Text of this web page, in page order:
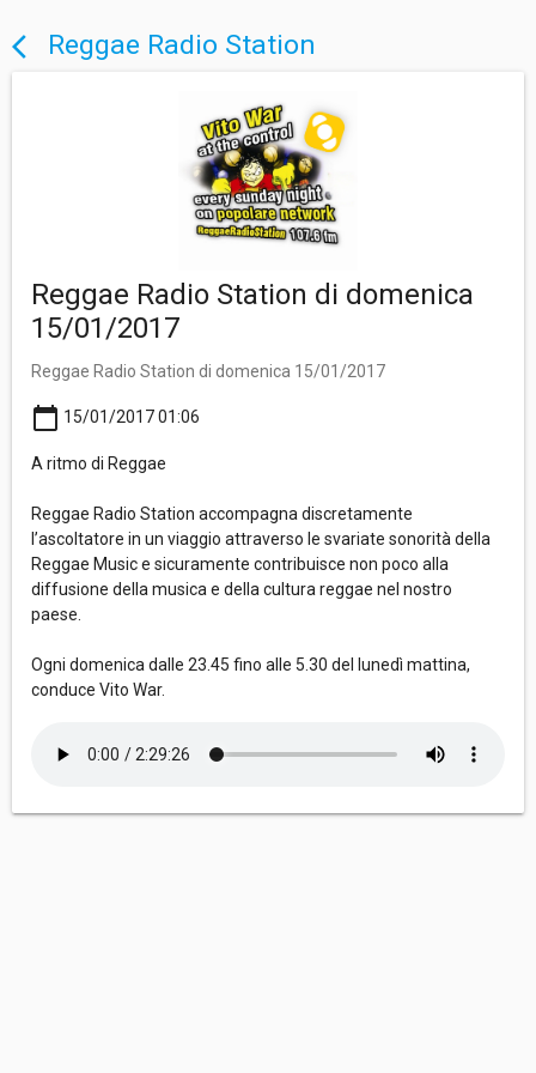
arrow_back_ios Reggae Radio Station
Reggae Radio Station di domenica
15/01/2017
Reggae Radio Station di domenica 15/01/2017
calendar_today 15/01/2017 01:06
A ritmo di Reggae
Reggae Radio Station accompagna discretamente
l’ascoltatore in un viaggio attraverso le svariate sonorità della
Reggae Music e sicuramente contribuisce non poco alla
diffusione della musica e della cultura reggae nel nostro
paese.
Ogni domenica dalle 23.45 fino alle 5.30 del lunedì mattina,
conduce Vito War.